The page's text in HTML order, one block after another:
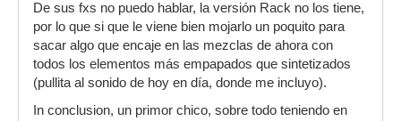
De sus fxs no puedo hablar, la versión Rack no los tiene,
por lo que si que le viene bien mojarlo un poquito para
sacar algo que encaje en las mezclas de ahora con
todos los elementos más empapados que sintetizados
(pullita al sonido de hoy en día, donde me incluyo).
In conclusion, un primor chico, sobre todo teniendo en